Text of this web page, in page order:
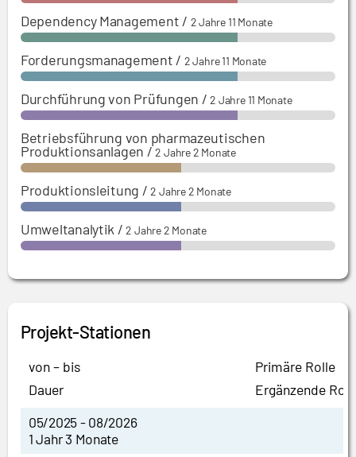
Dependency Management / 2 Jahre 11 Monate
Forderungsmanagement / 2 Jahre 11 Monate
Durchführung von Prüfungen /2 Jahre 11 Monate
Betriebsführung von pharmazeutischen
Produktionsanlagen /2 Jahre 2 Monate
Produktionsleitung /2 Jahre 2 Monate
Umweltanalytik /2 Jahre 2 Monate
Projekt-Stationen
von – bis
Dauer
Primäre Rolle
Ergänzende
05/2025 - 08/2026
1 Jahr 3 Monate